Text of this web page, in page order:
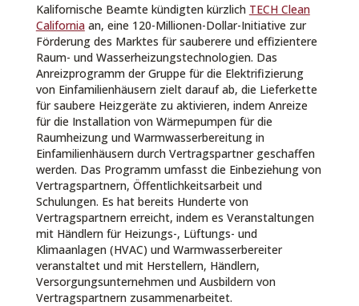
Kalifornische Beamte kündigten kürzlich TECH Clean
Californiaan, eine 120-Millionen-Dollar-Initiative zur
Förderung des Marktes für sauberere und effizientere
Raum- und Wasserheizungstechnologien. Das
Anreizprogramm der Gruppe für die Elektrifizierung
von Einfamilienhäusern zielt darauf ab, die Lieferkette
für saubere Heizgeräte zu aktivieren, indem Anreize
für die Installation von Wärmepumpen für die
Raumheizung und Warmwasserbereitung in
Einfamilienhäusern durch Vertragspartner geschaffen
werden. Das Programm umfasst die Einbeziehung von
Vertragspartnern, Öffentlichkeitsarbeit und
Schulungen. Es hat bereits Hunderte von
Vertragspartnern erreicht, indem es Veranstaltungen
mit Händlern für Heizungs-, Lüftungs- und
Klimaanlagen (HVAC) und Warmwasserbereiter
veranstaltet und mit Herstellern, Händlern,
Versorgungsunternehmen und Ausbildern von
Vertragspartnern zusammenarbeitet.